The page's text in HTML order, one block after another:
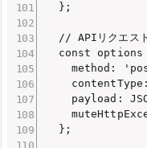
  };
// APIリクエス
const options
method:
payload:
  };